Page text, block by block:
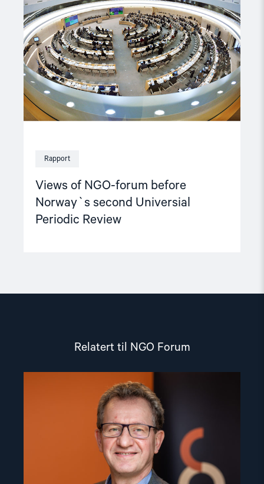
Rapport
Views of NGO-forum before
Norway`s second Universial
Periodic Review
NGO-
forum
before
Norway`s
second
Universial
Periodic
Review"
Relatert til NGO Forum
article
"Gunnar
M.
Ekeløve-
Slydal"